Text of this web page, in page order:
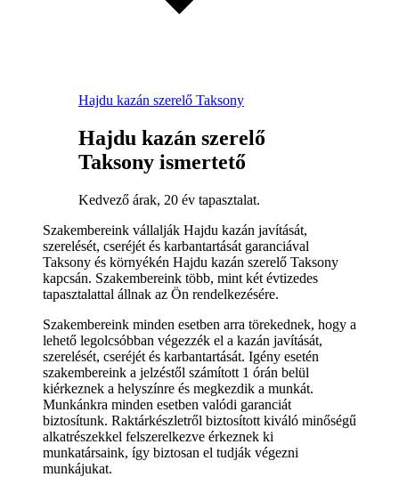
Hajdu kazán szerelő Taksony
Hajdu kazán szerelő
Taksony ismertető
Kedvező árak, 20 év tapasztalat.
Szakembereink vállalják Hajdu kazán javítását,
szerelését, cseréjét és karbantartását garanciával
Taksony és környékén Hajdu kazán szerelő Taksony
kapcsán. Szakembereink több, mint két évtizedes
tapasztalattal állnak az Ön rendelkezésére.
Szakembereink minden esetben arra törekednek, hogy a
lehető legolcsóbban végezzék el a kazán javítását,
szerelését, cseréjét és karbantartását. Igény esetén
szakembereink a jelzéstől számított 1 órán belül
kiérkeznek a helyszínre és megkezdik a munkát.
Munkánkra minden esetben valódi garanciát
biztosítunk. Raktárkészletről biztosított kiváló minőségű
alkatrészekkel felszerelkezve érkeznek ki
munkatársaink, így biztosan el tudják végezni
munkájukat.